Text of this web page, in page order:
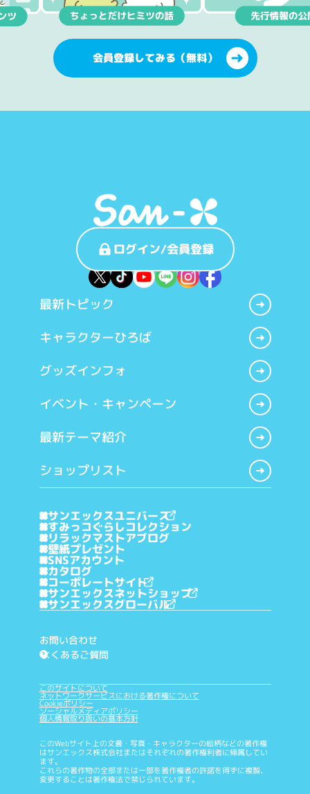
会員登録してみる（無料）
ログイン/会員登録
最新トピック
キャラクターひろば
グッズインフォ
イベント・キャンペーン
最新テーマ紹介
ショップリスト
サンエックスユニバース
すみっコぐらしコレクション
リラックマストアブログ
壁紙プレゼント
SNSアカウント
カタログ
コーポレートサイト
サンエックスネットショップ
サンエックスグローバル
お問い合わせ
?
よくあるご質問
このサイトについて
ネットワークサービスにおける著作権について
Cookieポリシー
ソーシャルメディアポリシー
個人情報取り扱いの基本方針
このWebサイト上の文書・写真・キャラクターの絵柄などの著作権
はサンエックス株式会社またはそれぞれの著作権利者に帰属してい
ます。
これらの著作物の全部または一部を著作権者の許諾を得ずに複製、
変更することは著作権法で禁じられています。